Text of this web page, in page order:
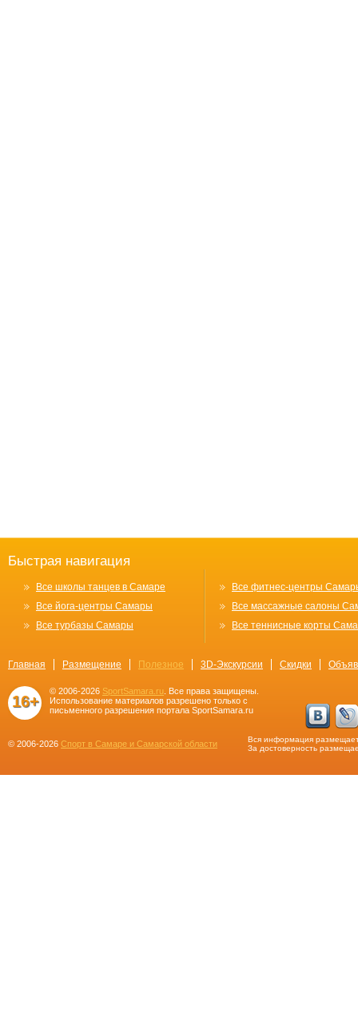
Быстрая навигация
Все школы танцев в Самаре
Все йога-центры Самары
Все турбазы Самары
Все фитнес-центры
Все массажные салоны
Все теннисные корты
Главная Размещение Полезное 3D-Экскурсии Скидки
16+
© 2006-2026 SportSamara.ru . Все права защищены.
Использование материалов разрешено только с
письменного разрешения портала SportSamara.ru
© 2006-2026 Спорт в Самаре и Самарской области
Вся информация
За достоверность